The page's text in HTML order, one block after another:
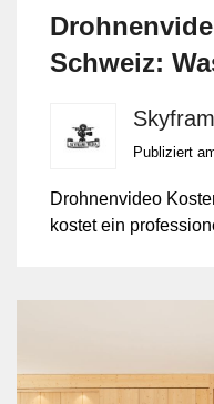
Schweiz:
Publiziert
Drohnenvideo
kostet ein